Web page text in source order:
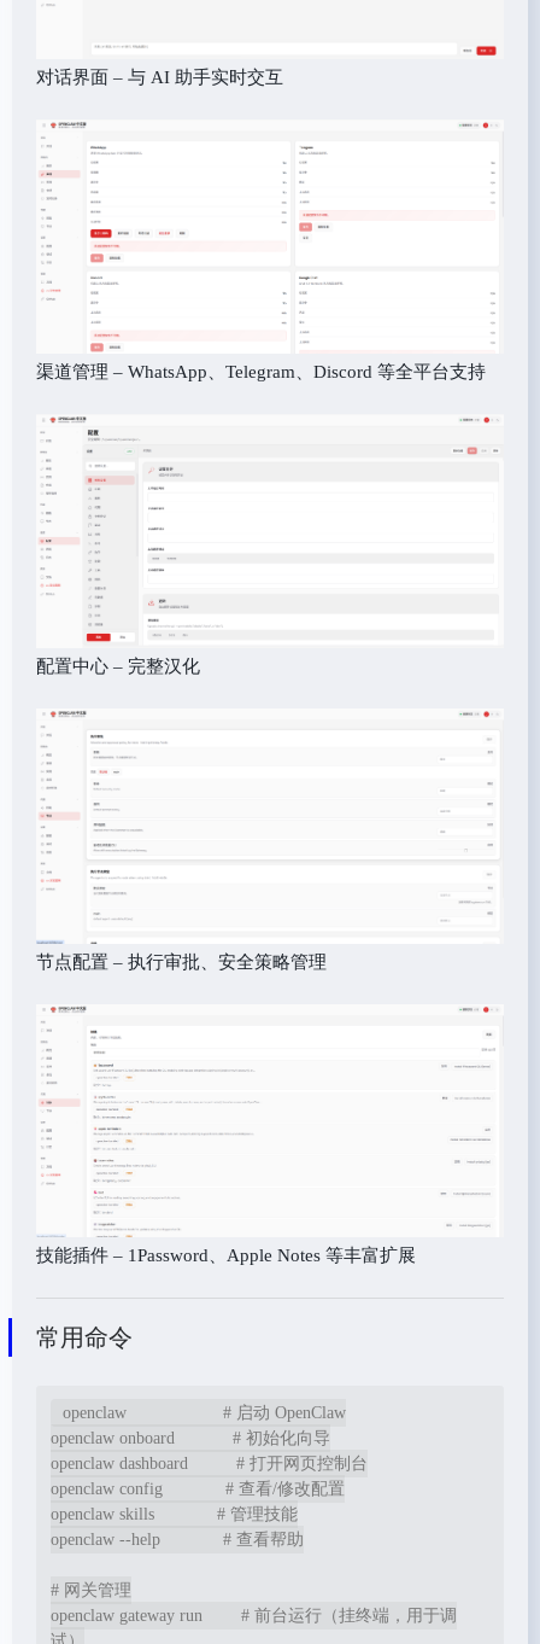
对话界面 – 与 AI 助手实时交互
渠道管理 – WhatsApp、Telegram、Discord 等全平台支持
配置中心 – 完整汉化
节点配置 – 执行审批、安全策略管理
技能插件 – 1Password、Apple Notes 等丰富扩展
常用命令
openclaw                    # 启动 OpenClaw
openclaw onboard            # 初始化向导
openclaw dashboard          # 打开网页控制台
openclaw config             # 查看/修改配置
openclaw skills             # 管理技能
openclaw --help             # 查看帮助
# 网关管理
openclaw gateway run        # 前台运行（挂终端，用于调